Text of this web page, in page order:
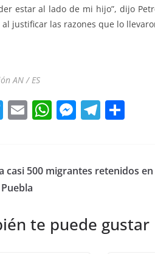
estar al lado de mi hijo”, dijo
justificar las razones que lo
AN / ES
T
er
E
l
W
s
p
M
e
er
T
gr p
casi 500 migrantes retenidos en
te puede gustar